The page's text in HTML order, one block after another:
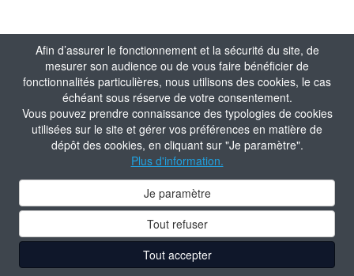
Afin d’assurer le fonctionnement et la sécurité du site, de
mesurer son audience ou de vous faire bénéficier de
fonctionnalités particulières, nous utilisons des cookies, le cas
échéant sous réserve de votre consentement.
Vous pouvez prendre connaissance des typologies de cookies
utilisées sur le site et gérer vos préférences en matière de
dépôt des cookies, en cliquant sur "Je paramètre".
Plus d'information.
Je paramètre
Tout refuser
Tout accepter